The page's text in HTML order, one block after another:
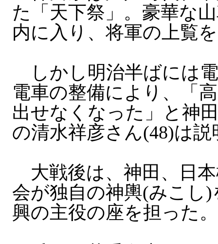
た「天下祭」。豪華な
内に入り、将軍の上覧
しかし明治半ばには
電車の整備により、「
出せなくなった」と神
の清水祥彦さん(48)は説
大戦後は、神田、日
会が独自の神輿(みこし
興の主役の座を担った。